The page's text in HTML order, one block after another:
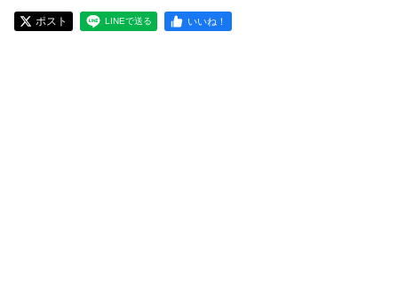
ポスト LINEで送る いいね！